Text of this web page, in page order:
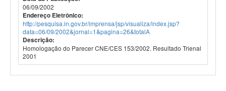
06/09/2002
Endereço Eletrônico:
http://pesquisa.in.gov.br/imprensa/jsp/visualiza/index.jsp?
data=06/09/2002&jornal=1&pagina=26&totalA
Descrição:
Homologação do Parecer CNE/CES 153/2002. Resultado Trienal
2001